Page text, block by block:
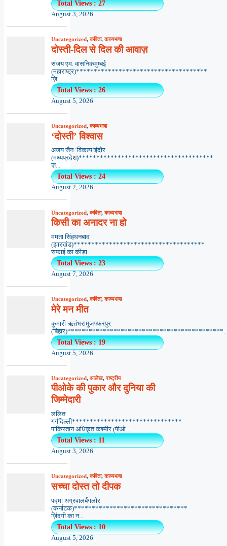
Total Views : 27
August 3, 2026
Uncategorized,कविता,काव्यभाषा
दोस्ती-दिल से दिल की आवाज़
संजय एम. वासनिकमुम्बई
(महाराष्ट्र)*************************************
ज़ि...
Total Views : 26
August 5, 2026
Uncategorized,काव्यभाषा
‘दोस्ती’ विश्वास
अजय जैन ‘विकल्प’इंदौर
(मध्यप्रदेश)**************************************
ज़...
Total Views : 24
August 2, 2026
Uncategorized,कविता,काव्यभाषा
किसी का अनादर ना हो
ममता सिंहधनबाद
(झारखंड)*************************************
सफाई का कीड़ा...
Total Views : 23
August 7, 2026
Uncategorized,कविता,काव्यभाषा
मेरे मन मीत
कुमारी ऋतंभरामुजफ्फरपुर
Total Views : 19
August 5, 2026
Uncategorized, आलेख,राष्ट्रीय
पीओके की पुकार और दुनिया की
जिम्मेदारी
ललित
गर्गदिल्ली*******************************
पाकिस्तान अधिकृत कश्मीर (पीओ...
Total Views : 11
August 3, 2026
Uncategorized,कविता,काव्यभाषा
सच्चा दोस्त तो दीपक
पद्मा अग्रवालबैंगलोर
(कर्नाटक)********************************
ज़िंदगी का न...
Total Views : 10
August 5, 2026